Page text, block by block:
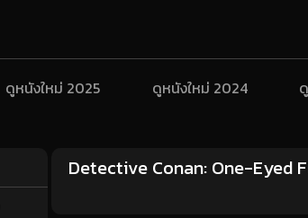
ดูหนังใหม่ 2025 ดูหนังใหม่ 2024
Detective Conan: One-Eyed